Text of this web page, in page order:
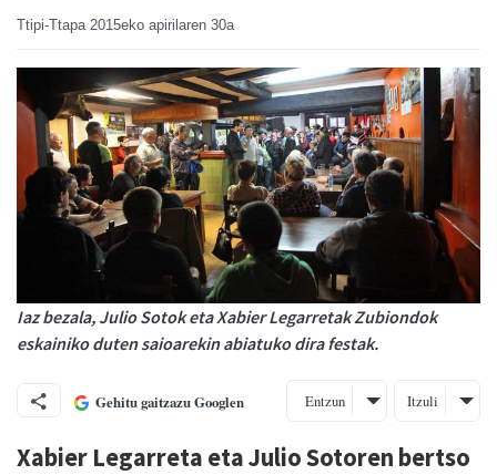
Ttipi-Ttapa 2015eko apirilaren 30a
Iaz bezala, Julio Sotok eta Xabier Legarretak Zubiondok
eskainiko duten saioarekin abiatuko dira festak.
Gehitu gaitzazu Googlen Entzun Itzuli
Xabier Legarreta eta Julio Sotoren bertso